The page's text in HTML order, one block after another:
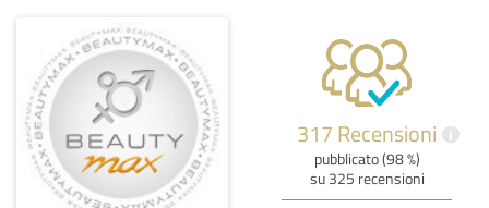
317 Recensioni i
pubblicato (98 %)
su 325 recensioni